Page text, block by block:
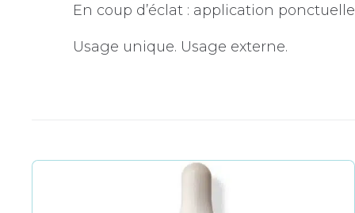
En coup d’éclat : application
Usage unique. Usage externe.